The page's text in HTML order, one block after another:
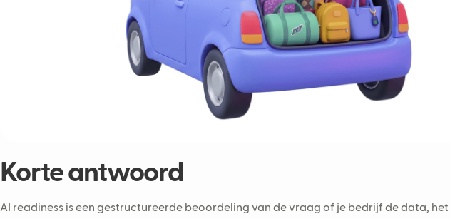
Korte antwoord
AI readiness is een gestructureerde beoordeling van de vraag of je bedrijf de data,